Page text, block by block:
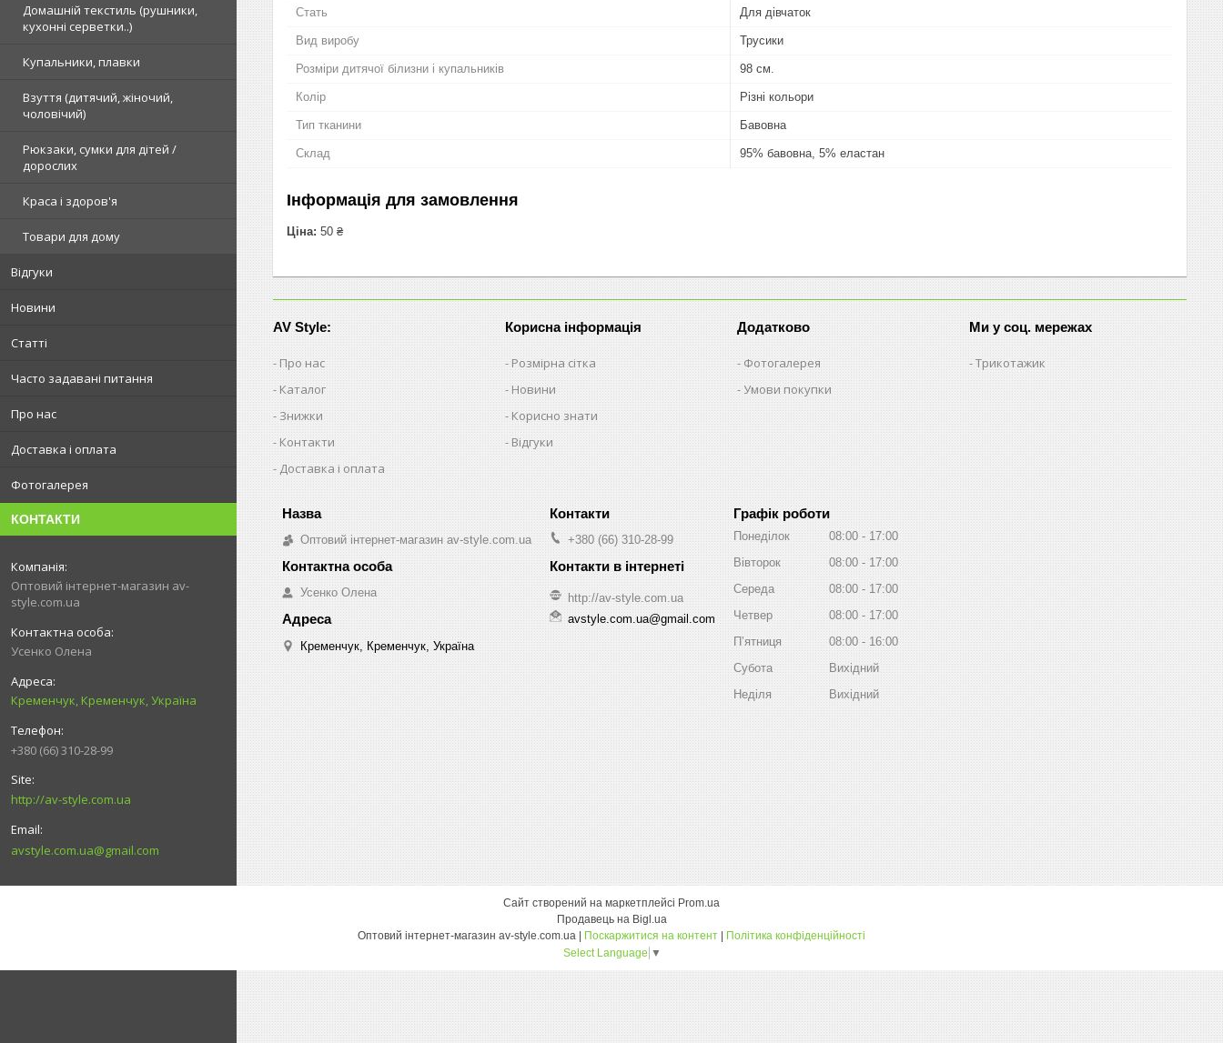
Домашній текстиль (рушники,
кухонні серветки..)
Купальники, плавки
Взуття (дитячий, жіночий,
чоловічий)
Рюкзаки, сумки для дітей /
дорослих
Краса і здоров'я
Товари для дому
Відгуки
Новини
Статті
Часто задавані питання
Про нас
Доставка і оплата
Фотогалерея
КОНТАКТИ
Оптовий інтернет-магазин av-
style.com.ua
Усенко Олена
Кременчук, Кременчук, Україна
+380 (66) 310-28-99
http://av-style.com.ua
avstyle.com.ua@gmail.com
Стать Для дівчаток
Вид виробу Трусики
Розміри дитячої білизни і купальників 98 см.
Колір Різні кольори
Тип тканини Бавовна
Склад 95% бавовна, 5% еластан
Інформація для замовлення
Ціна: 50 ₴
AV Style:
Про нас
Каталог
Знижки
Контакти
Доставка і оплата
Корисна інформація
Розмірна сітка
Новини
Корисно знати
Відгуки
Додатково
Фотогалерея
Умови покупки
Ми у соц. мережах
Трикотажик
Оптовий інтернет-магазин av-style.com.ua
Усенко Олена
Кременчук, Кременчук, Україна
+380 (66) 310-28-99
http://av-style.com.ua
avstyle.com.ua@gmail.com
Графік роботи
Понеділок 08:00
17:00
Вівторок
08:00
17:00
Середа
08:00
17:00
Четвер
08:00
17:00
Пʼятниця
08:00
16:00
Субота
Вихідний
Неділя
Вихідний
Сайт створений на маркетплейсі Prom.ua
Продавець на Bigl.ua
Оптовий інтернет-магазин av-style.com.ua | Поскаржитися на контент | Політика конфіденційності
Select Language ▼